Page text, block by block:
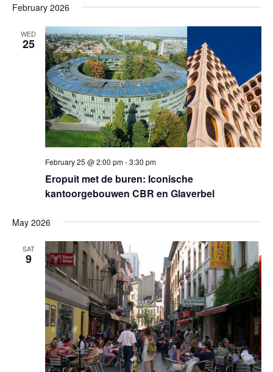
February 2026
WED
25
February 25 @ 2:00 pm-3:30 pm
Eropuit met de buren: Iconische
kantoorgebouwen CBR en Glaverbel
May 2026
SAT
9